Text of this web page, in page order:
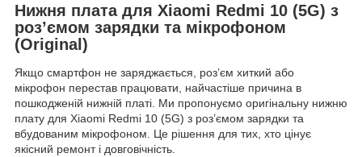
Нижня плата для Xiaomi Redmi 10 (5G) з
роз’ємом зарядки та мікрофоном
(Original)
Якщо смартфон не заряджається, роз’єм хиткий або
мікрофон перестав працювати, найчастіше причина в
пошкодженій нижній платі. Ми пропонуємо оригінальну нижню
плату для Xiaomi Redmi 10 (5G) з роз’ємом зарядки та
вбудованим мікрофоном. Це рішення для тих, хто цінує
якісний ремонт і довговічність.